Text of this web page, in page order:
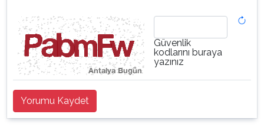
Güvenlik
kodlarını buraya
yazınız
Yorumu Kaydet